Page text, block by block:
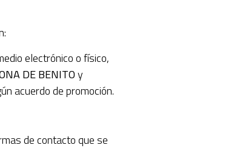
electrónico o físico,
DE BENITOy
acuerdo de promoción.
de contacto que se